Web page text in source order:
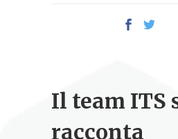
Il team ITS
racconta